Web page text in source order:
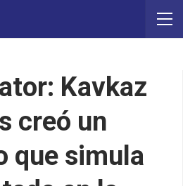
Kavkaz
creó un
que simula